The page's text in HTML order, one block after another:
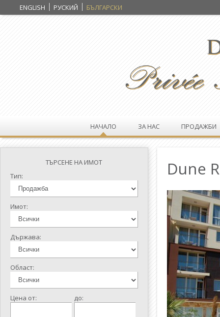
ENGLISH РУСКИЙ БЪЛГАРСКИ
НАЧАЛО ЗА НАС ПРОДАЖБИ
ТЪРСЕНЕ НА ИМОТ
Тип:
Имот:
Държава:
Област:
Цена от: до:
Dune